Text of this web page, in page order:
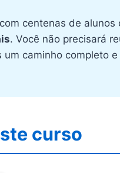
centenas de alunos
. Você não precisará
caminho completo
curso